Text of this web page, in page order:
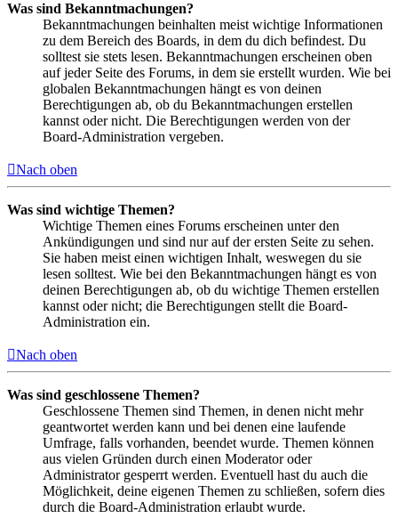
Was sind Bekanntmachungen?
Bekanntmachungen beinhalten meist wichtige Informationen
zu dem Bereich des Boards, in dem du dich befindest. Du
solltest sie stets lesen. Bekanntmachungen erscheinen oben
auf jeder Seite des Forums, in dem sie erstellt wurden. Wie bei
globalen Bekanntmachungen hängt es von deinen
Berechtigungen ab, ob du Bekanntmachungen erstellen
kannst oder nicht. Die Berechtigungen werden von der
Board-Administration vergeben.
Nach oben
Was sind wichtige Themen?
Wichtige Themen eines Forums erscheinen unter den
Ankündigungen und sind nur auf der ersten Seite zu sehen.
Sie haben meist einen wichtigen Inhalt, weswegen du sie
lesen solltest. Wie bei den Bekanntmachungen hängt es von
deinen Berechtigungen ab, ob du wichtige Themen erstellen
kannst oder nicht; die Berechtigungen stellt die Board-
Administration ein.
Nach oben
Was sind geschlossene Themen?
Geschlossene Themen sind Themen, in denen nicht mehr
geantwortet werden kann und bei denen eine laufende
Umfrage, falls vorhanden, beendet wurde. Themen können
aus vielen Gründen durch einen Moderator oder
Administrator gesperrt werden. Eventuell hast du auch die
Möglichkeit, deine eigenen Themen zu schließen, sofern dies
durch die Board-Administration erlaubt wurde.